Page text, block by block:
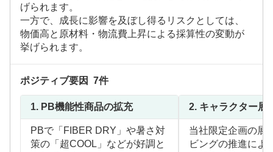
げられます。
一方で、成長に影響を及ぼし得るリスクとしては、
物価高と原材料・物流費上昇による採算性の変動が
挙げられます。
ポジティブ要因 7件
1. PB機能性商品の拡充
PBで「FIBER DRY」や暑さ対
策の「超COOL」などが好調と
2. キャラクター展
当社限定企画の展
ビングの推進によ